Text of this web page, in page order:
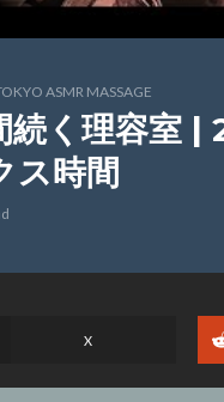
ASMR MASSAGE
く理容室 |
ス時間
X